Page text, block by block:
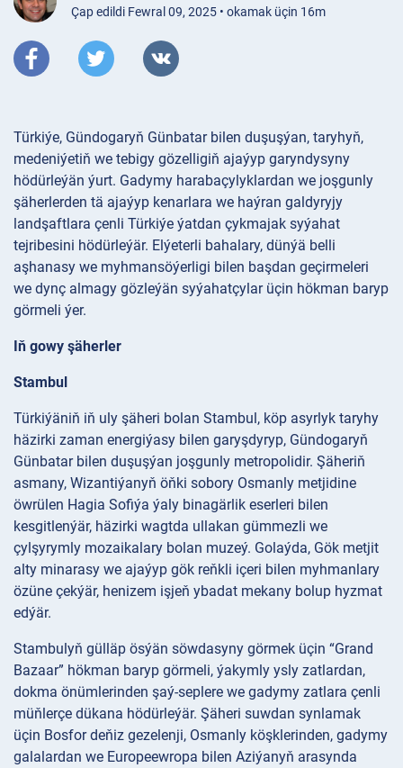
Çap edildi Fewral 09, 2025 • okamak üçin 16m
Türkiýe, Gündogaryň Günbatar bilen duşuşýan, taryhyň,
medeniýetiň we tebigy gözelligiň ajaýyp garyndysyny
hödürleýän ýurt. Gadymy harabaçylyklardan we joşgunly
şäherlerden tä ajaýyp kenarlara we haýran galdyryjy
landşaftlara çenli Türkiýe ýatdan çykmajak syýahat
tejribesini hödürleýär. Elýeterli bahalary, dünýä belli
aşhanasy we myhmansöýerligi bilen başdan geçirmeleri
we dynç almagy gözleýän syýahatçylar üçin hökman baryp
görmeli ýer.
Iň gowy şäherler
Stambul
Türkiýäniň iň uly şäheri bolan Stambul, köp asyrlyk taryhy
häzirki zaman energiýasy bilen garyşdyryp, Gündogaryň
Günbatar bilen duşuşýan joşgunly metropolidir. Şäheriň
asmany, Wizantiýanyň öňki sobory Osmanly metjidine
öwrülen Hagia Sofiýa ýaly binagärlik eserleri bilen
kesgitlenýär, häzirki wagtda ullakan gümmezli we
çylşyrymly mozaikalary bolan muzeý. Golaýda, Gök metjit
alty minarasy we ajaýyp gök reňkli içeri bilen myhmanlary
özüne çekýär, henizem işjeň ybadat mekany bolup hyzmat
edýär.
Stambulyň gülläp ösýän söwdasyny görmek üçin “Grand
Bazaar” hökman baryp görmeli, ýakymly ysly zatlardan,
dokma önümlerinden şaý-seplere we gadymy zatlara çenli
müňlerçe dükana hödürleýär. Şäheri suwdan synlamak
üçin Bosfor deňiz gezelenji, Osmanly köşklerinden, gadymy
galalardan we Europeewropa bilen Aziýanyň arasynda